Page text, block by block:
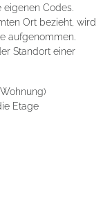
Codes.
Ort bezieht, wird
aufgenommen.
Standort einer
Etage